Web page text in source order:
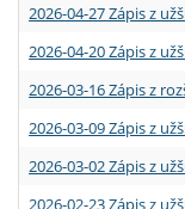
2026-04-27 Zápis z
2026-04-20 Zápis z
2026-03-16 Zápis z
2026-03-09 Zápis z
2026-03-02 Zápis z
2026-02-23 Zápis z